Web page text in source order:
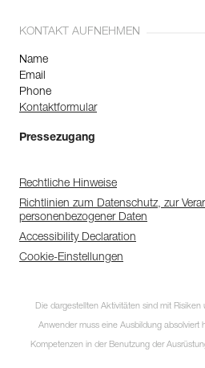
KONTAKT AUFNEHMEN
Name
Email
Phone
Kontaktformular
Pressezugang
Rechtliche Hinweise
Richtlinien zum Datenschutz, zur
personenbezogener Daten
Accessibility Declaration
Cookie-Einstellungen
Die dargestellten Aktivitäten sind mit
Anwender muss eine Ausbildung absolviert
Kompetenzen in der Benutzung der